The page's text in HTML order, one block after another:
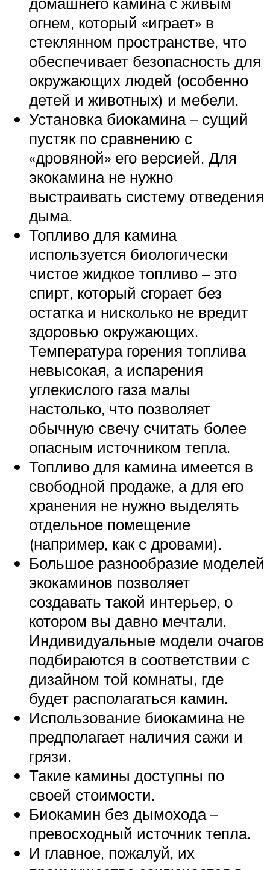
огнем, который «играет» в
стеклянном пространстве, что
обеспечивает безопасность для
окружающих людей (особенно
детей и животных) и мебели.
Установка биокамина – сущий
пустяк по сравнению с
«дровяной» его версией. Для
экокамина не нужно
выстраивать систему отведения
дыма.
Топливо для камина
используется биологически
чистое жидкое топливо – это
спирт, который сгорает без
остатка и нисколько не вредит
здоровью окружающих.
Температура горения топлива
невысокая, а испарения
углекислого газа малы
настолько, что позволяет
обычную свечу считать более
опасным источником тепла.
Топливо для камина имеется в
свободной продаже, а для его
хранения не нужно выделять
отдельное помещение
(например, как с дровами).
Большое разнообразие моделей
экокаминов позволяет
создавать такой интерьер, о
котором вы давно мечтали.
Индивидуальные модели очагов
подбираются в соответствии с
дизайном той комнаты, где
будет располагаться камин.
Использование биокамина не
предполагает наличия сажи и
грязи.
Такие камины доступны по
своей стоимости.
Биокамин без дымохода –
превосходный источник тепла.
И главное, пожалуй, их